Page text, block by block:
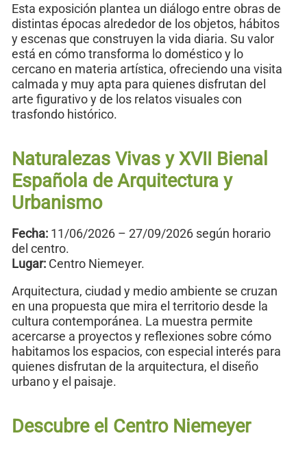
Esta exposición plantea un diálogo entre obras de
distintas épocas alrededor de los objetos, hábitos
y escenas que construyen la vida diaria. Su valor
está en cómo transforma lo doméstico y lo
cercano en materia artística, ofreciendo una visita
calmada y muy apta para quienes disfrutan del
arte figurativo y de los relatos visuales con
trasfondo histórico.
Naturalezas Vivas y XVII Bienal
Española de Arquitectura y
Urbanismo
Fecha: 11/06/2026 – 27/09/2026 según horario
del centro.
Lugar: Centro Niemeyer.
Arquitectura, ciudad y medio ambiente se cruzan
en una propuesta que mira el territorio desde la
cultura contemporánea. La muestra permite
acercarse a proyectos y reflexiones sobre cómo
habitamos los espacios, con especial interés para
quienes disfrutan de la arquitectura, el diseño
urbano y el paisaje.
Descubre el Centro Niemeyer